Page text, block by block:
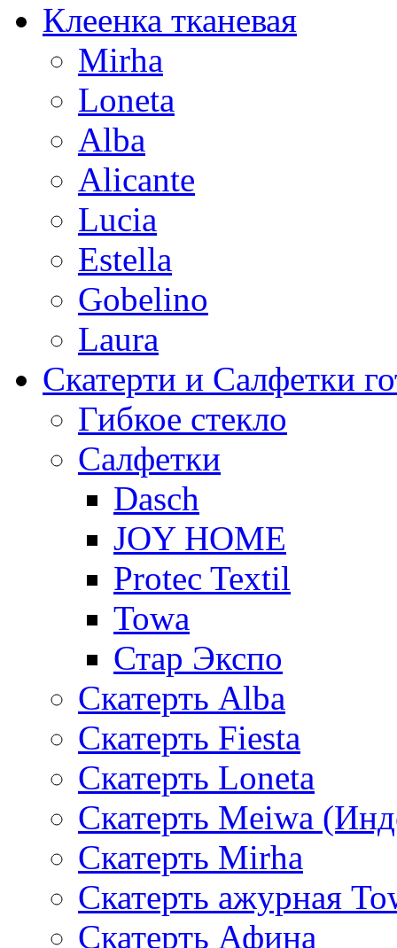
Клеенка тканевая
Mirha
Loneta
Alba
Alicante
Lucia
Estella
Gobelino
Laura
Скатерти и Салфетки
Гибкое стекло
Салфетки
Dasch
JOY HOME
Protec Textil
Towa
Стар Экспо
Скатерть Alba
Скатерть Fiesta
Скатерть Loneta
Скатерть Meiwa
Скатерть Mirha
Скатерть ажурная
Скатерть Афина